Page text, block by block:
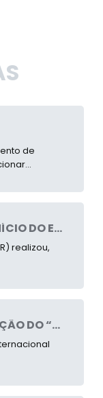
de
AULA INAUGURAL MARCA O INÍCIO DO ESMAR 2026 – FEMAR
realizou,
FEMAR REALIZA MAIS UMA EDIÇÃO DO “MANGUE LEGAL” PELO PANTANAL CARIOCA